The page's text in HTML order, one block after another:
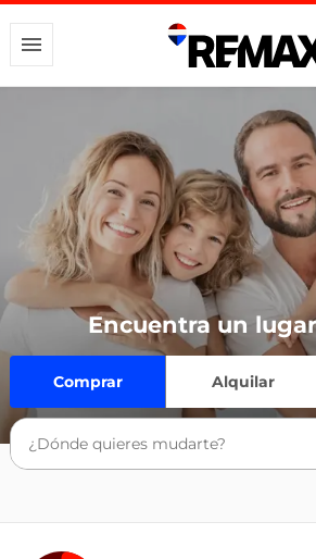
Encuentra un
Comprar Alquilar